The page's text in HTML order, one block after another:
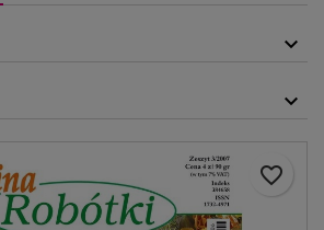
favorite_border